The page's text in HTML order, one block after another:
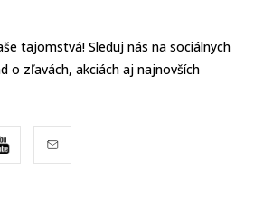
tajomstvá! Sleduj nás na sociálnych
o zľavách, akciách aj najnovších